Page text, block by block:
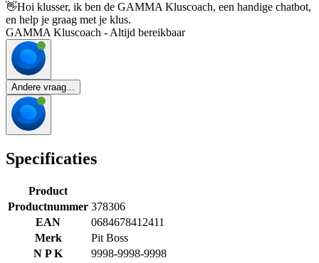
👋Hoi klusser, ik ben de GAMMA Kluscoach, een handige chatbot,
en help je graag met je klus.
GAMMA Kluscoach - Altijd bereikbaar
Andere vraag...
Specificaties
Product
Productnummer 378306
EAN
0684678412411
Merk
Pit Boss
N P K
9998-9998-9998